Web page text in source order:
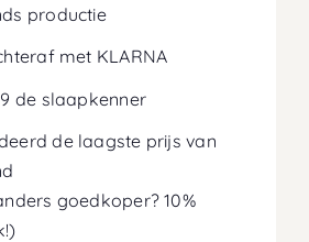
productie
met KLARNA
de slaapkenner
de laagste prijs van
goedkoper? 10%